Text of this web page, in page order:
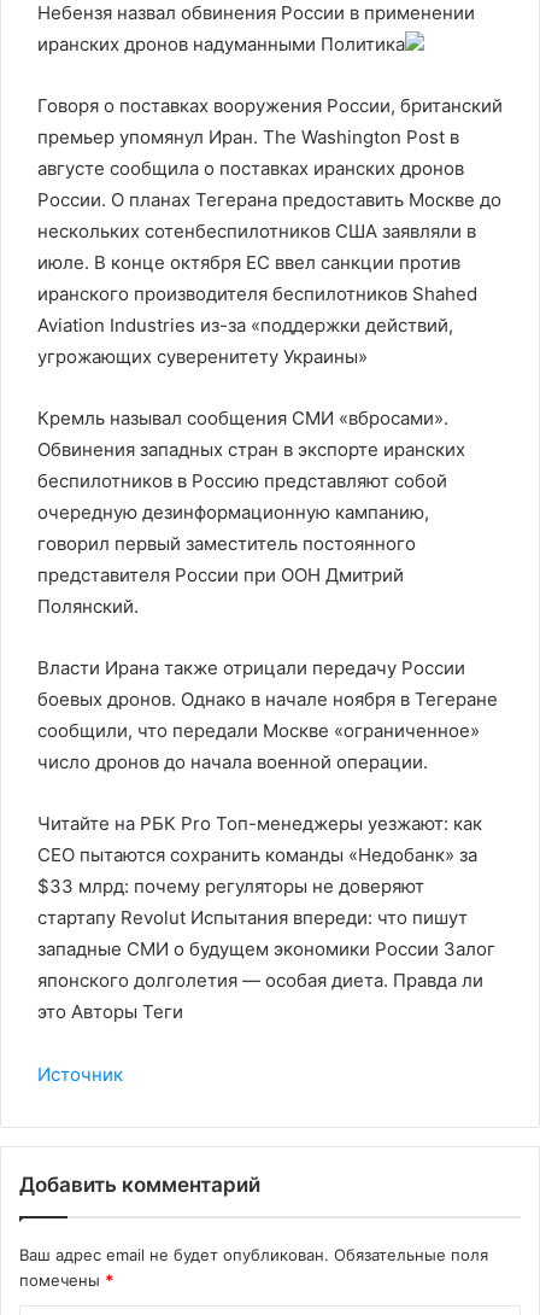
Небензя назвал обвинения России в применении
иранских дронов надуманными Политика
Говоря о поставках вооружения России, британский
премьер упомянул Иран. The Washington Post в
августе сообщила о поставках иранских дронов
России. О планах Тегерана предоставить Москве до
нескольких сотенбеспилотников США заявляли в
июле. В конце октября ЕС ввел санкции против
иранского производителя беспилотников Shahed
Aviation Industries из-за «поддержки действий,
угрожающих суверенитету Украины»
Кремль называл сообщения СМИ «вбросами».
Обвинения западных стран в экспорте иранских
беспилотников в Россию представляют собой
очередную дезинформационную кампанию,
говорил первый заместитель постоянного
представителя России при ООН Дмитрий
Полянский.
Власти Ирана также отрицали передачу России
боевых дронов. Однако в начале ноября в Тегеране
сообщили, что передали Москве «ограниченное»
число дронов до начала военной операции.
Читайте на РБК Pro Топ-менеджеры уезжают: как
CEO пытаются сохранить команды «Недобанк» за
$33 млрд: почему регуляторы не доверяют
стартапу Revolut Испытания впереди: что пишут
западные СМИ о будущем экономики России Залог
японского долголетия — особая диета. Правда ли
это Авторы Теги
Источник
Добавить комментарий
Ваш адрес email не будет опубликован. Обязательные поля
помечены *